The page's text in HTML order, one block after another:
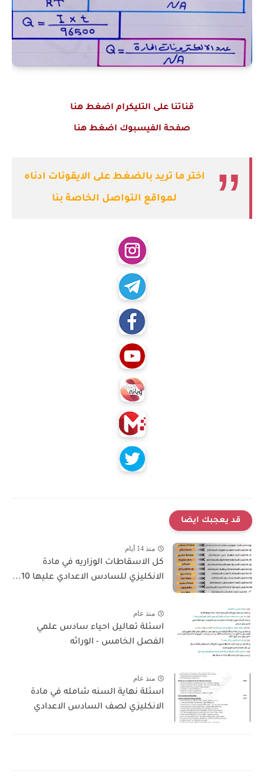
قناتنا على التليكرام اضغط هنا
صفحة الفيسبوك اضغط هنا
اختر ما تريد بالضغط على الايقونات ادناه
لمواقع التواصل الخاصة بنا
قد يعجبك ايضا
منذ 14 أيام
كل الاسقاطات الوزاريه في مادة
الانكليزي للسادس الاعدادي عليها 10...
منذ عام
اسئلة تعاليل احياء سادس علمي
الفصل الخامس - الوراثه
منذ عام
اسئلة نهاية السنه شامله في مادة
الانكليزي لصف السادس الاعدادي